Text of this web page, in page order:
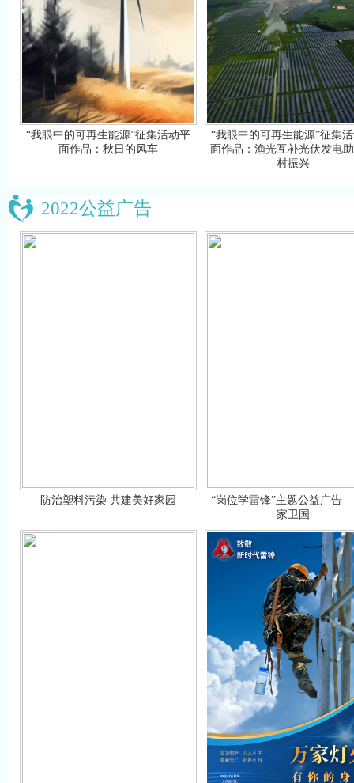
“我眼中的可再生能源”征集活动平
面作品：秋日的风车
“我眼中的可再生能源”征集
面作品：渔光互补光伏发电
村振兴
2022公益广告
防治塑料污染 共建美好家园
“岗位学雷锋”主题公益广告
家卫国